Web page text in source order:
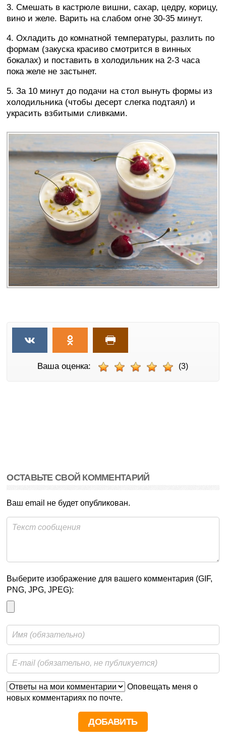
3. Смешать в кастрюле вишни, сахар, цедру, корицу,
вино и желе. Варить на слабом огне 30-35 минут.
4. Охладить до комнатной температуры, разлить по
формам (закуска красиво смотрится в винных
бокалах) и поставить в холодильник на 2-3 часа
пока желе не застынет.
5. За 10 минут до подачи на стол вынуть формы из
холодильника (чтобы десерт слегка подтаял) и
украсить взбитыми сливками.
Ваша оценка: (3)
ОСТАВЬТЕ СВОЙ КОММЕНТАРИЙ
Ваш email не будет опубликован.
Выберите изображение для вашего комментария (GIF,
PNG, JPG, JPEG):
Оповещать меня о
новых комментариях по почте.